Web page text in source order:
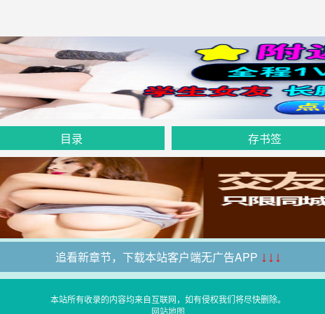
目录 存书签
追看新章节，下载本站客户端无广告APP ↓↓↓
本站所有收录的内容均来自互联网，如有侵权我们将尽快删除。
网站地图